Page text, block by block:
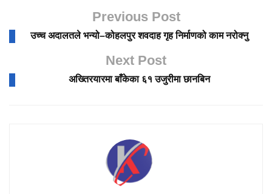
Previous Post
उच्च अदालतले भन्यो–कोहलपुर शवदाह गृह निर्माणको काम नरोक्नु
Next Post
अख्तिरयारमा बाँकेका ६१ उजुरीमा छानबिन